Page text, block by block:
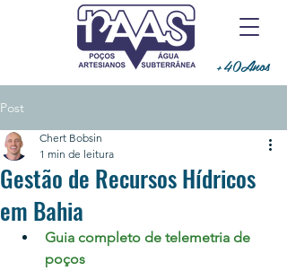
+40Anos
Post
Gestão de Recursos Hídricos
em Bahia
Chert Bobsin
1 min de leitura
Guia completo de telemetria de
poços